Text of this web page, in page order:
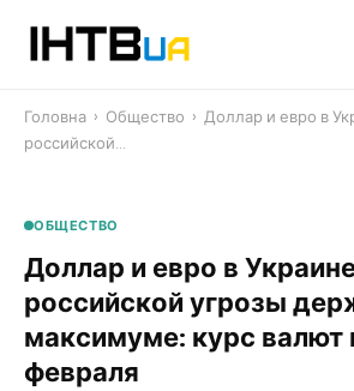
Головна › Общество › ​Доллар и евро в
российской…
ОБЩЕСТВО
​Доллар и евро в
российской угрозы
максимуме: курс валют
февраля